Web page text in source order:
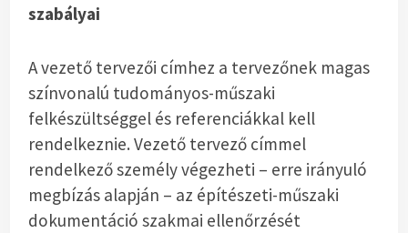
szabályai
A vezető tervezői címhez a tervezőnek magas
színvonalú tudományos-műszaki
felkészültséggel és referenciákkal kell
rendelkeznie. Vezető tervező címmel
rendelkező személy végezheti – erre irányuló
megbízás alapján – az építészeti-műszaki
dokumentáció szakmai ellenőrzését